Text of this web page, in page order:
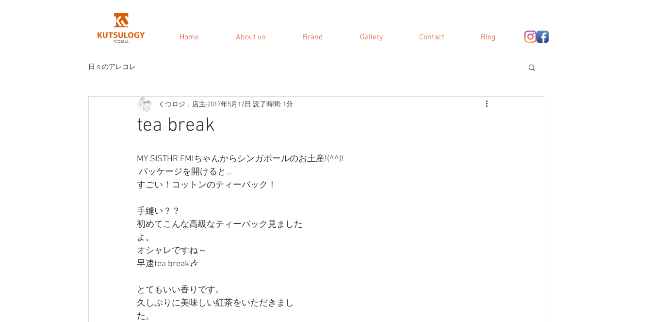
Home About us Brand Gallery Contact Blog
日々のアレコレ
tea break
くつロジ．店主 2017年5月12日 読了時間: 1分
MY SISTHR EMIちゃんからシンガポールのお土産!(^^)!
パッケージを開けると…
すごい！コットンのティーバック！
手縫い？？
初めてこんな高級なティーバック見ました
よ。
オシャレですね～
早速tea break🎶
とてもいい香りです。
久しぶりに美味しい紅茶をいただきまし
た。